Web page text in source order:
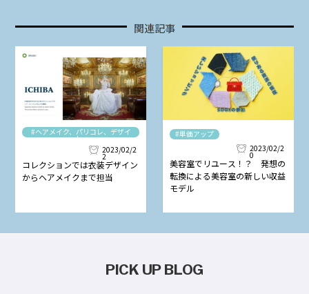
関連記事
#ヘアメイク、パリコレ、デザイ
ナー
2023/02/2
2
コレクションでは衣装デザイン
からヘアメイクまで担当
#単価アップ
2023/02/2
0
美容室でリユース！？ 発想の
転換による美容室の新しい収益
モデル
PICK UP BLOG